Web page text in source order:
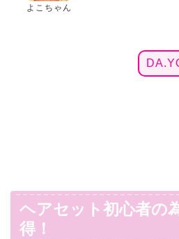
よこちゃん
ヘアセット初心者の
得！